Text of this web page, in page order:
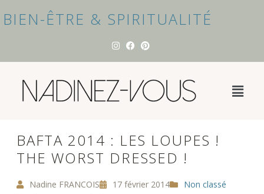
BIEN-ÊTRE & SPIRITUALITÉ
BAFTA 2014 : LES LOUPES !
THE WORST DRESSED !
Nadine FRANCOIS 17 février 2014
Non classé